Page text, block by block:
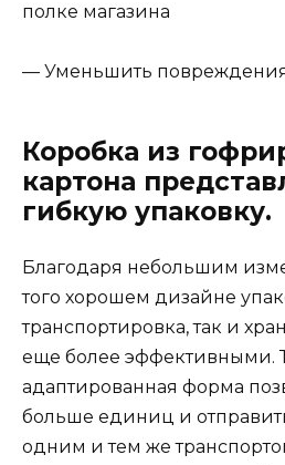
полке магазина
— Уменьшить повреждения
Коробка из
картона
гибкую упаковку.
Благодаря небольшим
того хорошем дизайне
транспортировка, так и
еще более эффективными.
адаптированная форма
больше единиц и
одним и тем же